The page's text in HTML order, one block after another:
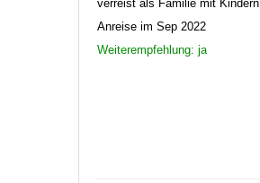
verreist als Familie mit Kindern
Anreise im Sep 2022
Weiterempfehlung: ja